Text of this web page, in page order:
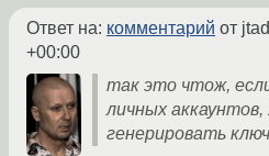
Ответ на: комментарий от jtad
+00:00
так это чтож,
личных
генерировать